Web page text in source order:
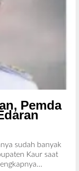
Pemda
sudah banyak
Kaur saat